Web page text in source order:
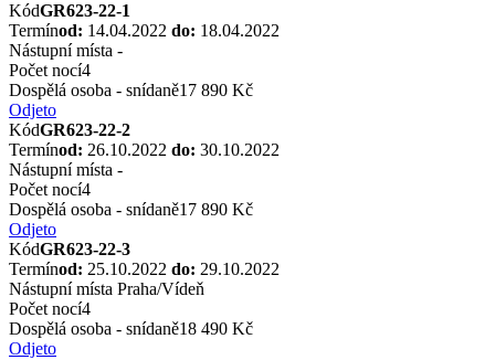
KódGR623-22-1
Termínod: 14.04.2022 do: 18.04.2022
Nástupní místa -
Počet nocí4
Dospělá osoba - snídaně17 890 Kč
Odjeto
KódGR623-22-2
Termínod: 26.10.2022 do: 30.10.2022
Nástupní místa -
Počet nocí4
Dospělá osoba - snídaně17 890 Kč
Odjeto
KódGR623-22-3
Termínod: 25.10.2022 do: 29.10.2022
Nástupní místa Praha/Vídeň
Počet nocí4
Dospělá osoba - snídaně18 490 Kč
Odjeto